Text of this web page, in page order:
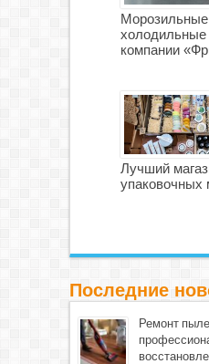
холодильные
компании
Лучший
упаковочных
Последние
Ремонт